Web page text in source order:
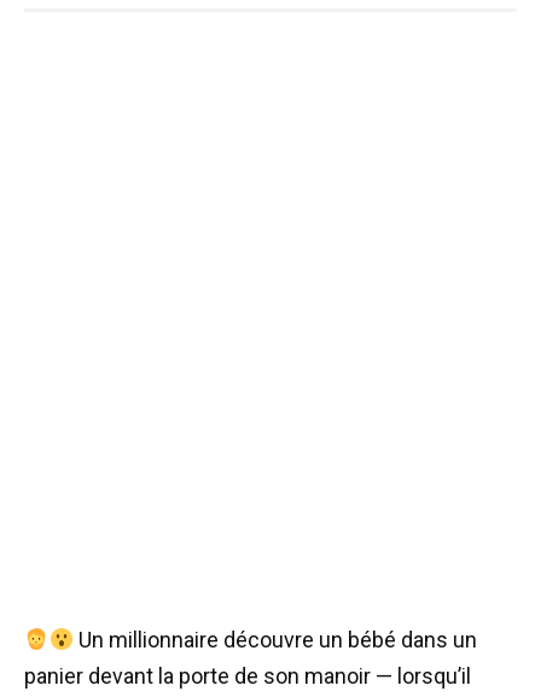
Un millionnaire découvre un bébé dans un
panier devant la porte de son manoir — lorsqu’il